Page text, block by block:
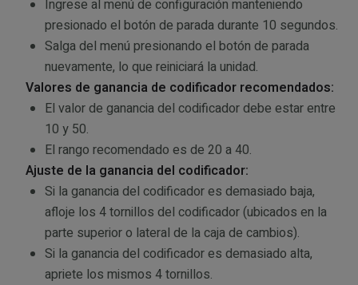
Ingrese al menú de configuración manteniendo
presionado el botón de parada durante 10 segundos.
Salga del menú presionando el botón de parada
nuevamente, lo que reiniciará la unidad.
Valores de ganancia de codificador recomendados:
El valor de ganancia del codificador debe estar entre
10 y 50.
El rango recomendado es de 20 a 40.
Ajuste de la ganancia del codificador:
Si la ganancia del codificador es demasiado baja,
afloje los 4 tornillos del codificador (ubicados en la
parte superior o lateral de la caja de cambios).
Si la ganancia del codificador es demasiado alta,
apriete los mismos 4 tornillos.